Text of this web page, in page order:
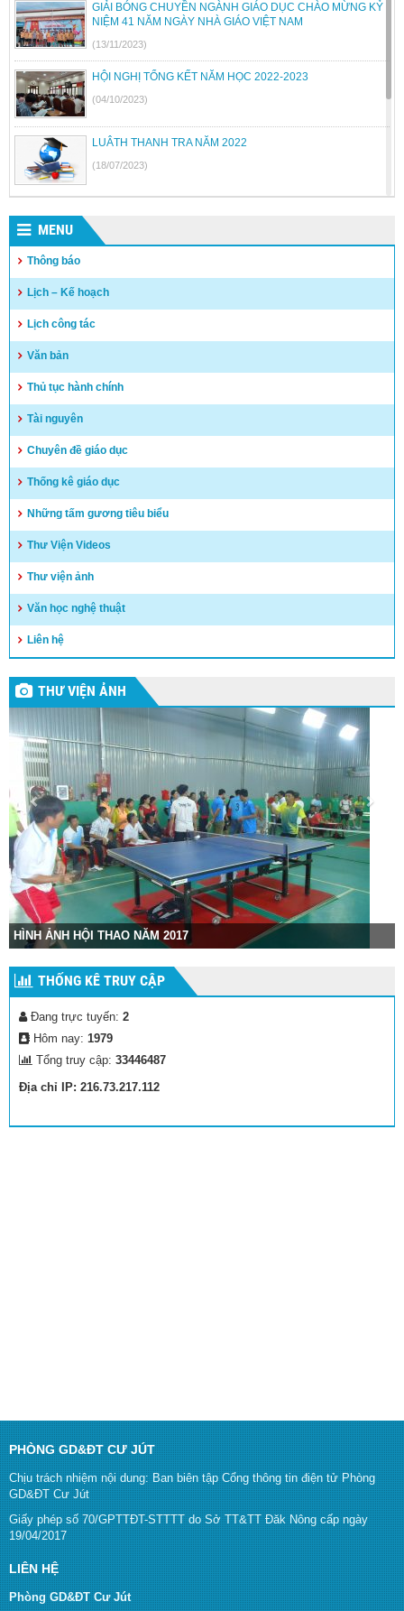
GIẢI BÓNG CHUYỀN NGÀNH GIÁO DỤC CHÀO MỪNG KỶ
NIỆM 41 NĂM NGÀY NHÀ GIÁO VIỆT NAM
(13/11/2023)
HỘI NGHỊ TỔNG KẾT NĂM HỌC 2022-2023
(04/10/2023)
LUÂTH THANH TRA NĂM 2022
(18/07/2023)
(26/06/2023)
Quyết định công khai quyết toán thu chi NSNN năm 2022
(04/05/2023)
MENU
Thông báo
Lịch – Kế hoạch
Lịch công tác
Văn bản
Thủ tục hành chính
Tài nguyên
Chuyên đề giáo dục
Thống kê giáo dục
Những tấm gương tiêu biểu
Thư Viện Videos
Thư viện ảnh
Văn học nghệ thuật
Liên hệ
THƯ VIỆN ẢNH
HÌNH ẢNH HỘI THAO NĂM 2017
THỐNG KÊ TRUY CẬP
Đang trực tuyến: 2
Hôm nay: 1979
Tổng truy cập: 33446487
Địa chỉ IP: 216.73.217.112
PHÒNG GD&ĐT CƯ JÚT
Chịu trách nhiệm nội dung: Ban biên tập Cổng thông tin điện tử Phòng
GD&ĐT Cư Jút
Giấy phép số 70/GPTTĐT-STTTT do Sở TT&TT Đăk Nông cấp ngày
19/04/2017
LIÊN HỆ
Phòng GD&ĐT Cư Jút